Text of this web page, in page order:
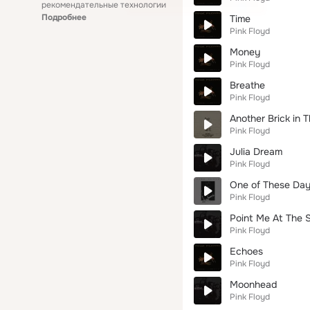
рекомендательные технологии
Подробнее
Time
Pink Floyd
Money
Pink Floyd
Breathe
Pink Floyd
Another Brick in
Pink Floyd
Julia Dream
Pink Floyd
One of These
Pink Floyd
Point Me At The
Pink Floyd
Echoes
Pink Floyd
Moonhead
Pink Floyd